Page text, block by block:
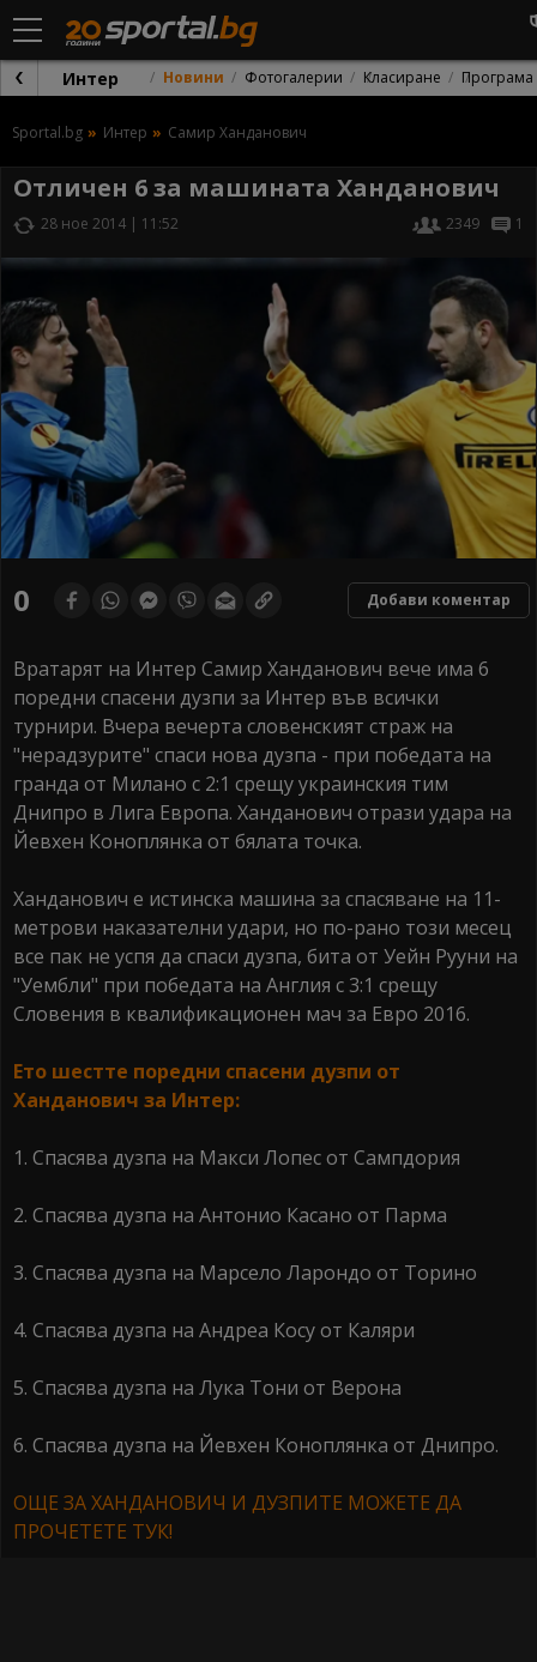
Интер Новини Фотогалерии Класиране Програма
Sportal.bg Интер Самир Ханданович
Отличен 6 за машината Ханданович
28 ное 2014 | 11:52 2349 1
0 Добави коментар
Вратарят на Интер Самир Ханданович вече има 6
поредни спасени дузпи за Интер във всички
турнири. Вчера вечерта словенският страж на
"нерадзурите" спаси нова дузпа - при победата на
гранда от Милано с 2:1 срещу украинския тим
Днипро в Лига Европа. Ханданович отрази удара на
Йевхен Коноплянка от бялата точка.
Ханданович е истинска машина за спасяване на 11-
метрови наказателни удари, но по-рано този месец
все пак не успя да спаси дузпа, бита от Уейн Рууни на
"Уембли" при победата на Англия с 3:1 срещу
Словения в квалификационен мач за Евро 2016.
Ето шестте поредни спасени дузпи от
Ханданович за Интер:
1. Спасява дузпа на Макси Лопес от Сампдория
2. Спасява дузпа на Антонио Касано от Парма
3. Спасява дузпа на Марсело Ларондо от Торино
4. Спасява дузпа на Андреа Косу от Каляри
5. Спасява дузпа на Лука Тони от Верона
6. Спасява дузпа на Йевхен Коноплянка от Днипро.
ОЩЕ ЗА ХАНДАНОВИЧ И ДУЗПИТЕ МОЖЕТЕ ДА
ПРОЧЕТЕТЕ ТУК!